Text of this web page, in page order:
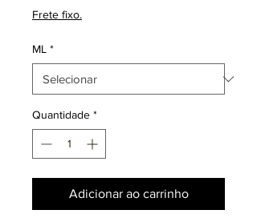
Frete fixo.
ML *
Quantidade *
Adicionar ao carrinho